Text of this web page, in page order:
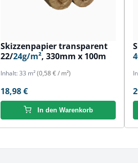
Skizzenpapier transparent
22/24g/m², 330mm x 100m
Inhalt: 33 m²(0,58 € / m²)
18,98 €
In den Warenkorb